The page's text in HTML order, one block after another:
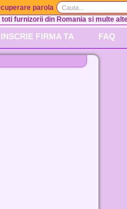
parola
furnizorii din Romania si multe
INSCRIE FIRMA TA FAQ